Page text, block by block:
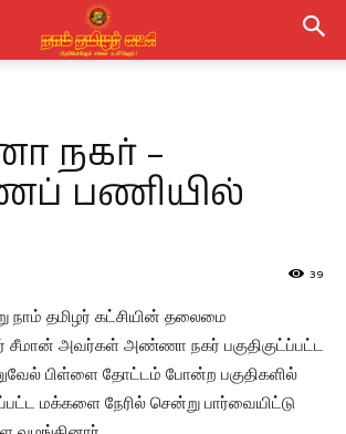
நகர் –
பணியில்
39
நாம் தமிழர் கட்சியின் தலைமை
சீமான் அவர்கள் அண்ணா நகர் பகுதிகுட்ப்பட்ட
பிள்ளை தோட்டம் போன்ற பகுதிகளில்
மக்களை நேரில் சென்று பார்வையிட்டு